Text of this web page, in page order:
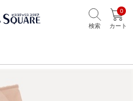
検索
0
カート